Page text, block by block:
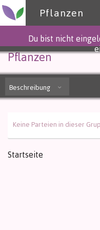
Pflanzen
Du bist nicht
Pflanzen
Beschreibung
Keine Parteien in dieser
Startseite